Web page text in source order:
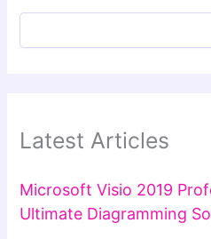
Latest Articles
Microsoft Visio 2019
Ultimate Diagramming